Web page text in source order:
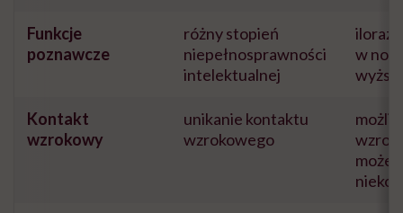
Funkcje
poznawcze
różny stopień
niepełnosprawności
intelektualnej
iloraz
w
Kontakt
wzrokowy
unikanie kontaktu
wzrokowego
może